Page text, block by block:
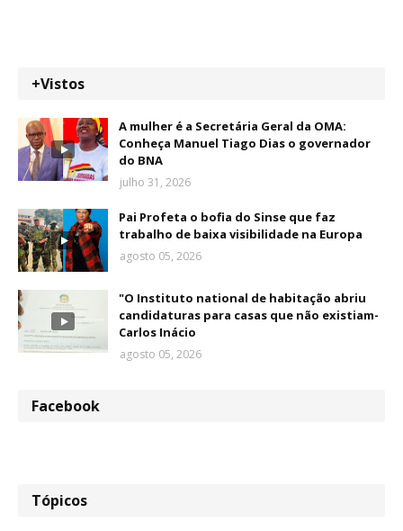
+Vistos
A mulher é a Secretária Geral da OMA:
Conheça Manuel Tiago Dias o governador
do BNA
julho 31, 2026
Pai Profeta o bofia do Sinse que faz
trabalho de baixa visibilidade na Europa
agosto 05, 2026
"O Instituto national de habitação abriu
candidaturas para casas que não existiam-
Carlos Inácio
agosto 05, 2026
Facebook
Tópicos